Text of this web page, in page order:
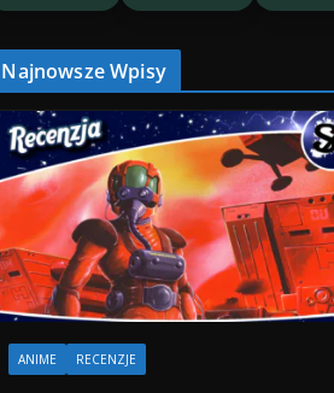
Najnowsze Wpisy
ANIME RECENZJE